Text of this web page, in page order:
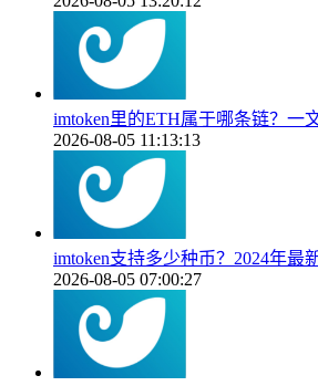
imtoken里的ETH属于哪条链？一
2026-08-05 11:13:13
imtoken支持多少种币？2024年最
2026-08-05 07:00:27